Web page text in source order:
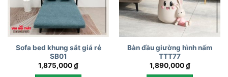
Sofa bed khung sắt giá rẻ
SB01
1,875,000₫
Bàn đầu giường hình nấm
TTT77
1,890,000₫